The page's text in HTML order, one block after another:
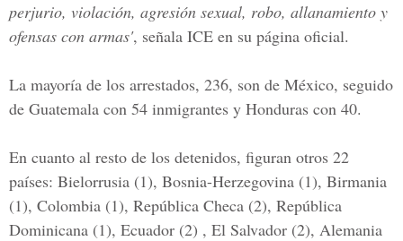
perjurio, violación, agresión sexual, robo, allanamiento y
ofensas con armas', señala ICE en su página oficial.
La mayoría de los arrestados, 236, son de México, seguido
de Guatemala con 54 inmigrantes y Honduras con 40.
En cuanto al resto de los detenidos, figuran otros 22
países: Bielorrusia (1), Bosnia-Herzegovina (1), Birmania
(1), Colombia (1), República Checa (2), República
Dominicana (1), Ecuador (2) , El Salvador (2), Alemania